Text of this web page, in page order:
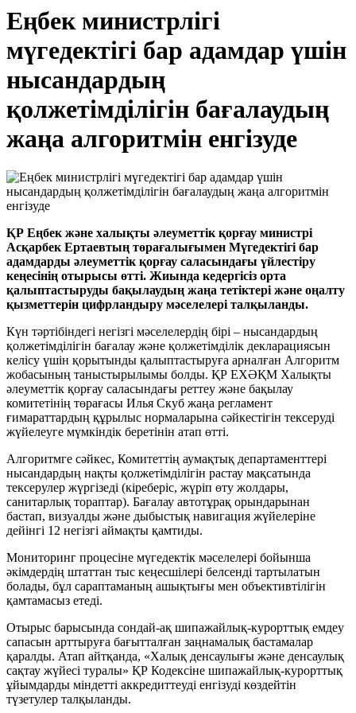
Еңбек министрлігі
мүгедектігі бар адамдар үшін
нысандардың
қолжетімділігін бағалаудың
жаңа алгоритмін енгізуде
ҚР Еңбек және халықты әлеуметтік қорғау министрі
Асқарбек Ертаевтың төрағалығымен Мүгедектігі бар
адамдарды әлеуметтік қорғау саласындағы үйлестіру
кеңесінің отырысы өтті. Жиында кедергісіз орта
қалыптастыруды бақылаудың жаңа тетіктері және оңалту
қызметтерін цифрландыру мәселелері талқыланды.
Күн тәртібіндегі негізгі мәселелердің бірі – нысандардың
қолжетімділігін бағалау және қолжетімділік декларациясын
келісу үшін қорытынды қалыптастыруға арналған Алгоритм
жобасының таныстырылымы болды. ҚР ЕХӘҚМ Халықты
әлеуметтік қорғау саласындағы реттеу және бақылау
комитетінің төрағасы Илья Скуб жаңа регламент
ғимараттардың құрылыс нормаларына сәйкестігін тексеруді
жүйелеуге мүмкіндік беретінін атап өтті.
Алгоритмге сәйкес, Комитеттің аумақтық департаменттері
нысандардың нақты қолжетімділігін растау мақсатында
тексерулер жүргізеді (кіреберіс, жүріп өту жолдары,
санитарлық тораптар). Бағалау автотұрақ орындарынан
бастап, визуалды және дыбыстық навигация жүйелеріне
дейінгі 12 негізгі аймақты қамтиды.
Мониторинг процесіне мүгедектік мәселелері бойынша
әкімдердің штаттан тыс кеңесшілері белсенді тартылатын
болады, бұл сараптаманың ашықтығы мен объективтілігін
қамтамасыз етеді.
Отырыс барысында сондай-ақ шипажайлық-курорттық емдеу
сапасын арттыруға бағытталған заңнамалық бастамалар
қаралды. Атап айтқанда, «Халық денсаулығы және денсаулық
сақтау жүйесі туралы» ҚР Кодексіне шипажайлық-курорттық
ұйымдарды міндетті аккредиттеуді енгізуді көздейтін
түзетулер талқыланды.